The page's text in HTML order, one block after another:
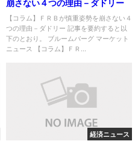
【コラム】ＦＲＢが慎重姿勢を崩さない４
つの理由－ダドリー 記事を要約すると以
下のとおり。 ブルームバーグ マーケット
ニュース 【コラム】ＦＲ...
経済ニュース